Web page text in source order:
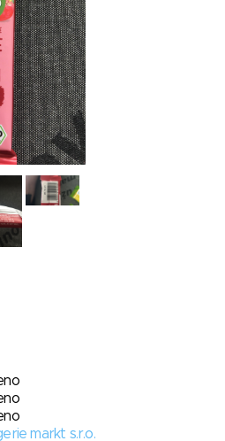
markt s.r.o.